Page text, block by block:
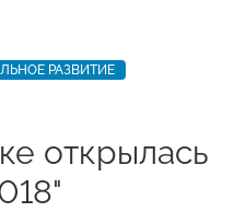
РАЗВИТИЕ
открылась